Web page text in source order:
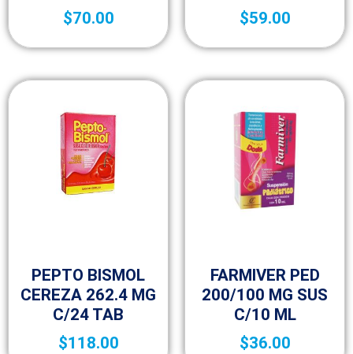
$70.00
$59.00
PEPTO BISMOL
CEREZA 262.4 MG
C/24 TAB
$118.00
FARMIVER PED
200/100 MG SUS
C/10 ML
$36.00